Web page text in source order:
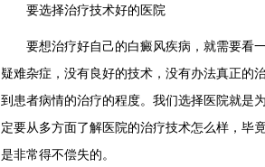
要选择治疗技术好的医院
要想治疗好自己的白癜风疾病，就需要看一
疑难杂症，没有良好的技术，没有办法真正的
到患者病情的治疗的程度。我们选择医院就是
定要从多方面了解医院的治疗技术怎么样，毕
是非常得不偿失的。